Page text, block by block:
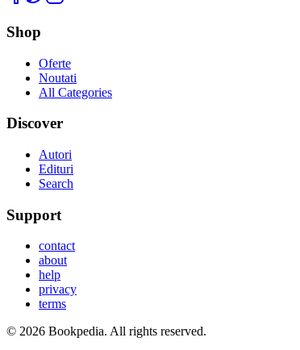
Shop
Oferte
Noutati
All Categories
Discover
Autori
Edituri
Search
Support
contact
about
help
privacy
terms
© 2026 Bookpedia. All rights reserved.